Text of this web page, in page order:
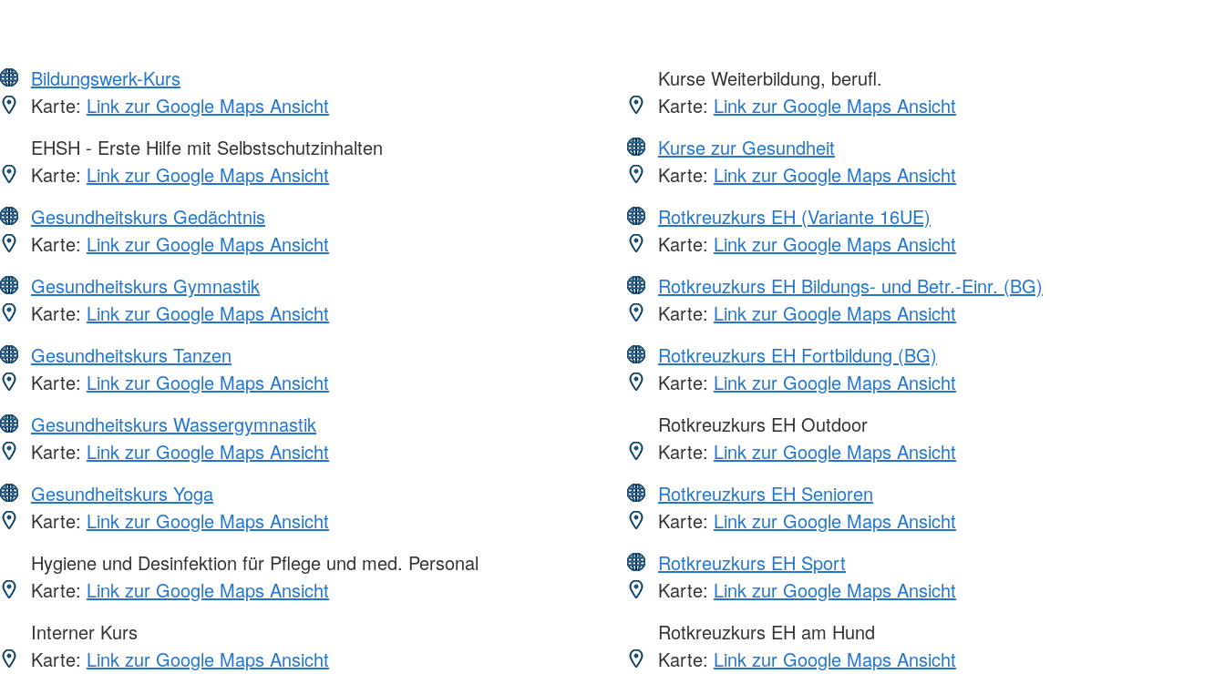
Bildungswerk-Kurs
Karte: Link zur Google Maps Ansicht
EHSH - Erste Hilfe mit Selbstschutzinhalten
Karte: Link zur Google Maps Ansicht
Gesundheitskurs Gedächtnis
Karte: Link zur Google Maps Ansicht
Gesundheitskurs Gymnastik
Karte: Link zur Google Maps Ansicht
Gesundheitskurs Tanzen
Karte: Link zur Google Maps Ansicht
Gesundheitskurs Wassergymnastik
Karte: Link zur Google Maps Ansicht
Gesundheitskurs Yoga
Karte: Link zur Google Maps Ansicht
Hygiene und Desinfektion für Pflege und med. Personal
Karte: Link zur Google Maps Ansicht
Interner Kurs
Karte: Link zur Google Maps Ansicht
Kurse Weiterbildung, berufl.
Karte: Link zur Google Maps Ansicht
Kurse zur Gesundheit
Karte: Link zur Google Maps Ansicht
Rotkreuzkurs EH (Variante 16UE)
Karte: Link zur Google Maps Ansicht
Rotkreuzkurs EH Bildungs- und Betr.-Einr. (BG)
Karte: Link zur Google Maps Ansicht
Rotkreuzkurs EH Fortbildung (BG)
Karte: Link zur Google Maps Ansicht
Rotkreuzkurs EH Outdoor
Karte: Link zur Google Maps Ansicht
Rotkreuzkurs EH Senioren
Karte: Link zur Google Maps Ansicht
Rotkreuzkurs EH Sport
Karte: Link zur Google Maps Ansicht
Rotkreuzkurs EH am Hund
Karte: Link zur Google Maps Ansicht